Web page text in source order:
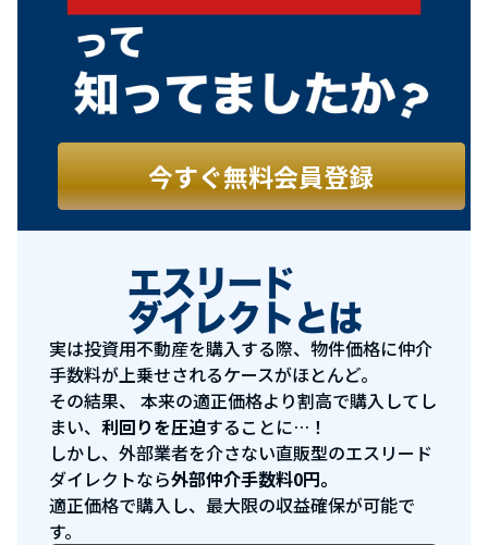
今すぐ無料会員登録
エスリード
ダイレクトとは
実は投資用不動産を購入する際、物件価格に仲介
手数料が上乗せされるケースがほとんど。
その結果、
本来の適正価格より割高で購入してし
まい、 利回りを圧迫することに…！
しかし、外部業者を介さない直販型のエスリード
ダイレクトなら外部仲介手数料0円。
適正価格で購入し、最大限の収益確保が可能で
す。